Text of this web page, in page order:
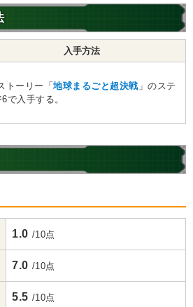
入手方法
トーリー「地球まるごと超決戦 」のステ
で入手する。
1.0 /10点
7.0 /10点
5.5 /10点